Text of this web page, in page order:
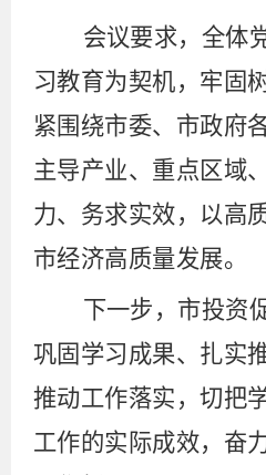
会议要求，全体
习教育为契机，牢固
紧围绕市委、市政府
主导产业、重点区域
力、务求实效，以高
市经济高质量发展。
下一步， 市投资
巩固学习成果、 扎实
推动工作落实 ，切把
工作的实际成效，奋